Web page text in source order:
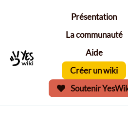
Aller au contenu principal
Présentation
La communauté
Aide
Créer un wiki
Soutenir